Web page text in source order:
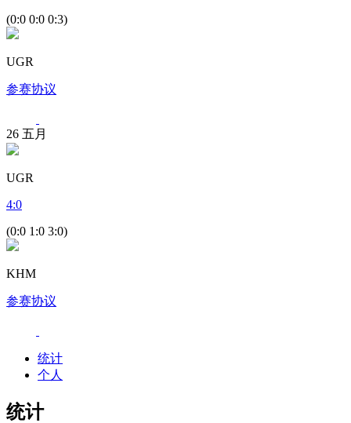
(0:0 0:0 0:3)
UGR
参赛协议
26 五月
UGR
4:0
(0:0 1:0 3:0)
KHM
参赛协议
统计
个人
统计